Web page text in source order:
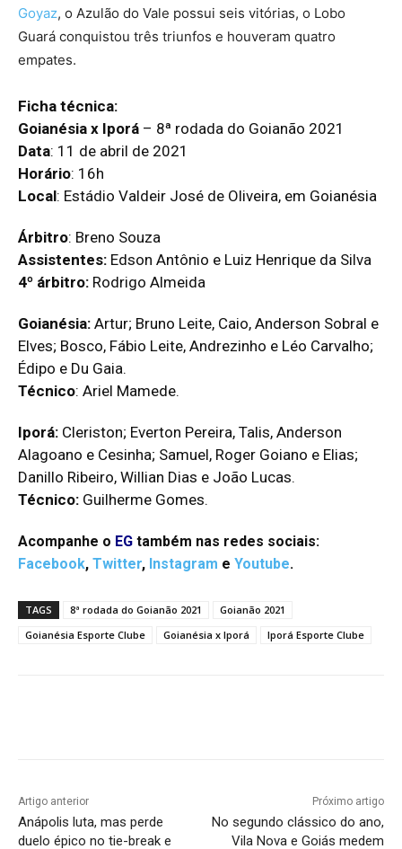
Goyaz, o Azulão do Vale possui seis vitórias, o Lobo
Guará conquistou três triunfos e houveram quatro
empates.
Ficha técnica:
Goianésia x Iporá – 8ª rodada do Goianão 2021
Data: 11 de abril de 2021
Horário: 16h
Local: Estádio Valdeir José de Oliveira, em Goianésia
Árbitro: Breno Souza
Assistentes: Edson Antônio e Luiz Henrique da Silva
4º árbitro: Rodrigo Almeida
Goianésia: Artur; Bruno Leite, Caio, Anderson Sobral e
Elves; Bosco, Fábio Leite, Andrezinho e Léo Carvalho;
Édipo e Du Gaia.
Técnico: Ariel Mamede.
Iporá: Cleriston; Everton Pereira, Talis, Anderson
Alagoano e Cesinha; Samuel, Roger Goiano e Elias;
Danillo Ribeiro, Willian Dias e João Lucas.
Técnico: Guilherme Gomes.
Acompanhe o EG também nas redes sociais:
Facebook, Twitter, Instagram e Youtube.
TAGS 8ª rodada do Goianão 2021
Goianão 2021
Goianésia Esporte Clube
Goianésia x Iporá Iporá Esporte Clube
Artigo anterior
Anápolis luta, mas perde
duelo épico no tie-break e
Próximo artigo
No segundo clássico do ano,
Vila Nova e Goiás medem